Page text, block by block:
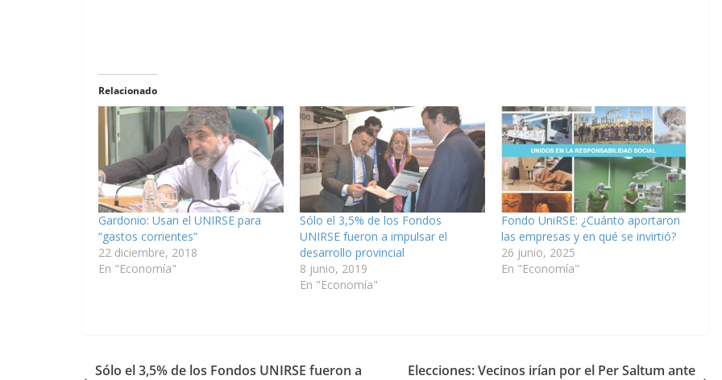
Relacionado
Gardonio: Usan el UNIRSE para
“gastos corrientes”
22 diciembre, 2018
En "Economía"
Sólo el 3,5% de los Fondos
UNIRSE fueron a impulsar el
desarrollo provincial
8 junio, 2019
En "Economía"
Fondo UniRSE: ¿Cuánto aportaron
las empresas y en qué se invirtió?
26 junio, 2025
En "Economía"
Sólo el 3,5% de los Fondos UNIRSE fueron a
Elecciones: Vecinos irían por el Per Saltum ante